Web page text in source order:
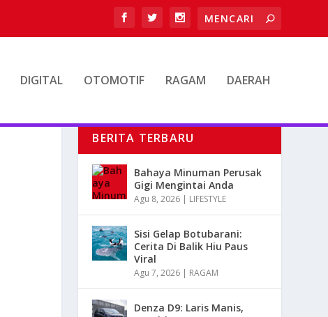
DIGITAL OTOMOTIF RAGAM DAERAH
BERITA TERBARU
Bahaya Minuman Perusak
Gigi Mengintai Anda
Agu 8, 2026 | LIFESTYLE
Sisi Gelap Botubarani:
Cerita Di Balik Hiu Paus
Viral
Agu 7, 2026 | RAGAM
Denza D9: Laris Manis,